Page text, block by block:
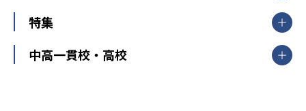
新潟県
中部
愛知県
静岡県
長野県
個別教室のトライ
武田塾
中学受験
大学受験
特集
開成番長直伝！子どもの受験を成功させる方法
中高一貫校・高校